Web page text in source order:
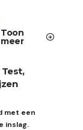
Toon
meer
met een
inslag.